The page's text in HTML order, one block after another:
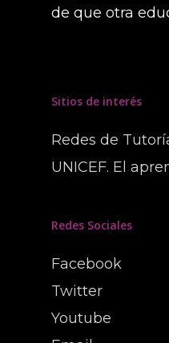
de que otra
Sitios de interés
Redes de
UNICEF. El
Redes Sociales
Facebook
Twitter
Youtube